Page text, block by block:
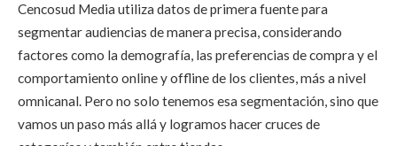
Cencosud Media utiliza datos de primera fuente para
segmentar audiencias de manera precisa, considerando
factores como la demografía, las preferencias de compra y el
comportamiento online y offline de los clientes, más a nivel
omnicanal. Pero no solo tenemos esa segmentación, sino que
vamos un paso más allá y logramos hacer cruces de